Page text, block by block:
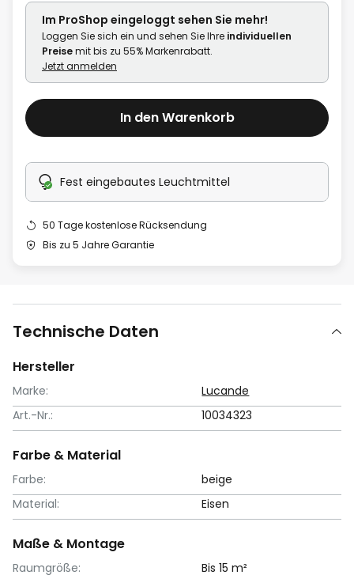
Im ProShop eingeloggt sehen Sie mehr!
Loggen Sie sich ein und sehen Sie Ihre individuellen
Preisemit bis zu 55% Markenrabatt.
Jetzt anmelden
In den Warenkorb
Fest eingebautes Leuchtmittel
50 Tage kostenlose Rücksendung
Bis zu 5 Jahre Garantie
Technische Daten
Hersteller
Marke:
Lucande
Art.-Nr.:
10034323
Farbe & Material
Farbe:
beige
Material:
Eisen
Maße & Montage
Raumgröße:
Bis 15 m²